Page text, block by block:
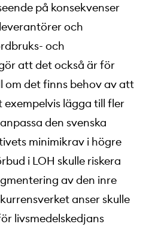
på konsekvenser
och
och
att det också är för
det finns behov av att
lägga till fler
den svenska
minimikrav i högre
i LOH skulle riskera
av den inre
anser skulle
livsmedelskedjans